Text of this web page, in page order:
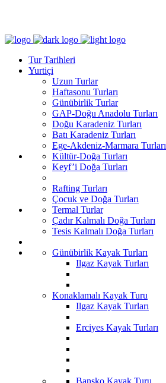
Tur Tarihleri
Yurtiçi
Uzun Turlar
Haftasonu Turları
Günübirlik Turlar
GAP-Doğu Anadolu Turları
Doğu Karadeniz Turları
Batı Karadeniz Turları
Ege-Akdeniz-Marmara Turları
Kültür-Doğa Turları
Keyf’i Doğa Turları
Rafting Turları
Çocuk ve Doğa Turları
Termal Turlar
Çadır Kalmalı Doğa Turları
Tesis Kalmalı Doğa Turları
Günübirlik Kayak Turları
Ilgaz Kayak Turları
Konaklamalı Kayak Turu
Ilgaz Kayak Turları
Erciyes Kayak Turları
Bansko Kayak Turu